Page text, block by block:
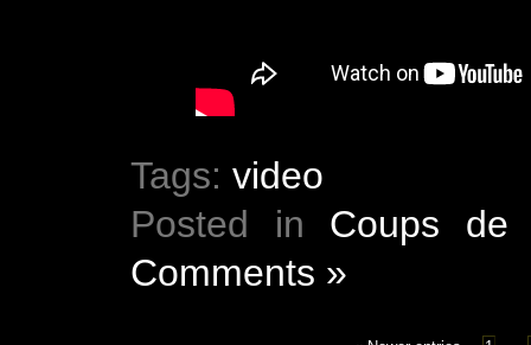
Tags: video
Posted in Coups de
Comments »